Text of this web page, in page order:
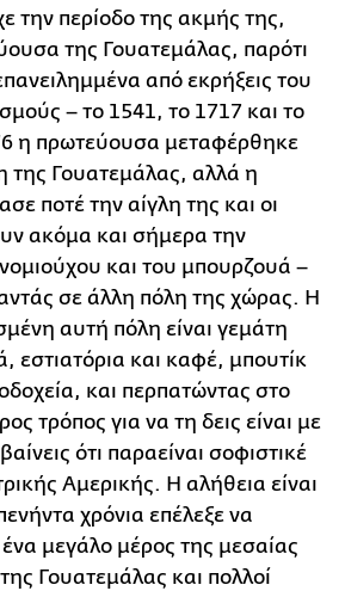
την περίοδο της ακμής της,
της Γουατεμάλας, παρότι
από εκρήξεις του
– το 1541, το 1717 και το
η πρωτεύουσα μεταφέρθηκε
της Γουατεμάλας, αλλά η
ποτέ την αίγλη της και οι
ακόμα και σήμερα την
και του μπουρζουά –
σε άλλη πόλη της χώρας. Η
αυτή πόλη είναι γεμάτη
εστιατόρια και καφέ, μπουτίκ
και περπατώντας στο
τρόπος για να τη δεις είναι με
ότι παραείναι σοφιστικέ
Αμερικής. Η αλήθεια είναι
χρόνια επέλεξε να
ένα μεγάλο μέρος της μεσαίας
Γουατεμάλας και πολλοί